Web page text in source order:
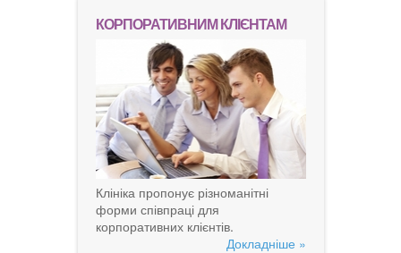
КОРПОРАТИВНИМ КЛІЄНТАМ
Клініка пропонує різноманітні
форми співпраці для
корпоративних клієнтів.
Докладніше »